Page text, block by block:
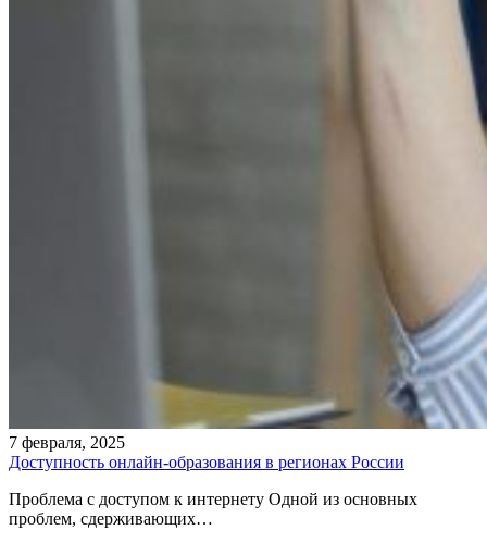
7 февраля, 2025
Доступность онлайн-образования в регионах России
Проблема с доступом к интернету Одной из основных
проблем, сдерживающих…